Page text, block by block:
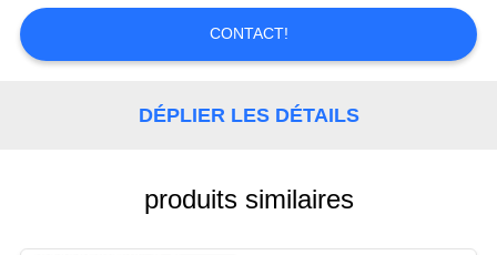
DEMANDEZ
DU
CONTACT!
DÉPLIER LES DÉTAILS
produits similaires